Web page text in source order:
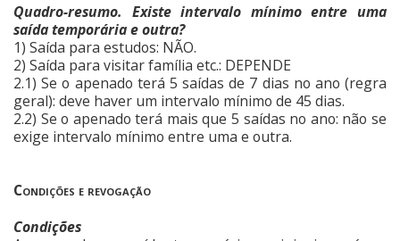
Quadro-resumo. Existe intervalo mínimo entre uma
saída temporária e outra?
1) Saída para estudos: NÃO.
2) Saída para visitar família etc.: DEPENDE
2.1) Se o apenado terá 5 saídas de 7 dias no ano (regra
geral): deve haver um intervalo mínimo de 45 dias.
2.2) Se o apenado terá mais que 5 saídas no ano: não se
exige intervalo mínimo entre uma e outra.
Condições e revogação
Condições